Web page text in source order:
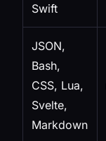
Swift
JSON,
Bash,
CSS, Lua,
Svelte,
Markdown